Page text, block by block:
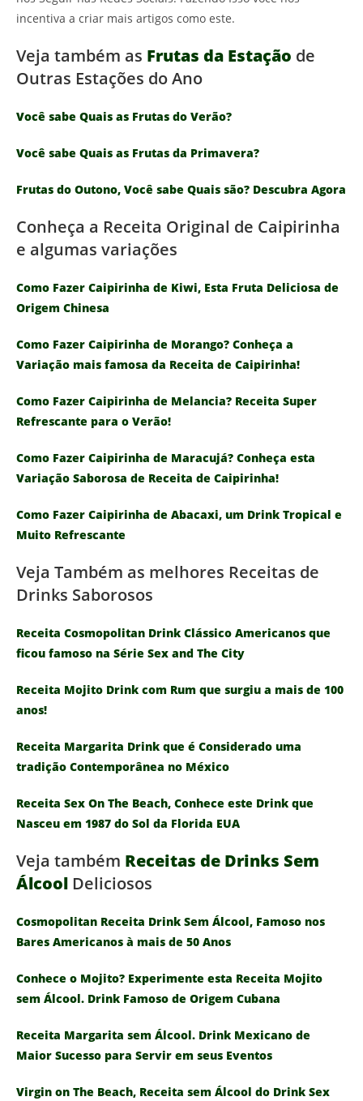
incentiva a criar mais artigos como este.
Veja também as Frutas da Estação de
Outras Estações do Ano
Você sabe Quais as Frutas do Verão?
Você sabe Quais as Frutas da Primavera?
Frutas do Outono, Você sabe Quais são? Descubra Agora
Conheça a Receita Original de Caipirinha
e algumas variações
Como Fazer Caipirinha de Kiwi, Esta Fruta Deliciosa de
Origem Chinesa
Como Fazer Caipirinha de Morango? Conheça a
Variação mais famosa da Receita de Caipirinha!
Como Fazer Caipirinha de Melancia? Receita Super
Refrescante para o Verão!
Como Fazer Caipirinha de Maracujá? Conheça esta
Variação Saborosa de Receita de Caipirinha!
Como Fazer Caipirinha de Abacaxi, um Drink Tropical e
Muito Refrescante
Veja Também as melhores Receitas de
Drinks Saborosos
Receita Cosmopolitan Drink Clássico Americanos que
ficou famoso na Série Sex and The City
Receita Mojito Drink com Rum que surgiu a mais de 100
anos!
Receita Margarita Drink que é Considerado uma
tradição Contemporânea no México
Receita Sex On The Beach, Conhece este Drink que
Nasceu em 1987 do Sol da Florida EUA
Veja também Receitas de Drinks Sem
Álcool Deliciosos
Cosmopolitan Receita Drink Sem Álcool, Famoso nos
Bares Americanos à mais de 50 Anos
Conhece o Mojito? Experimente esta Receita Mojito
sem Álcool. Drink Famoso de Origem Cubana
Receita Margarita sem Álcool. Drink Mexicano de
Maior Sucesso para Servir em seus Eventos
Virgin on The Beach, Receita sem Álcool do Drink Sex